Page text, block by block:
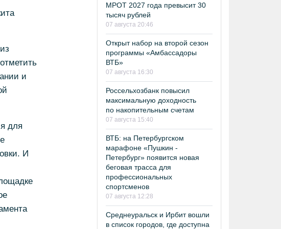
и
для
И
МРОТ 2027 года превысит 30
тысяч рублей
07 августа 20:46
Открыт набор на второй сезон
программы «Амбассадоры
ВТБ»
07 августа 16:30
Россельхозбанк повысил
максимальную доходность
по накопительным счетам
07 августа 15:40
ВТБ: на Петербургском
марафоне «Пушкин -
Петербург» появится новая
беговая трасса для
профессиональных
спортсменов
07 августа 12:28
Среднеуральск и Ирбит вошли
в список городов, где доступна